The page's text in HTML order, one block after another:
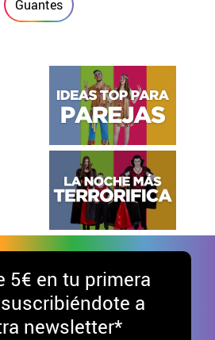
Guantes
5€ en tu primera
a
newsletter*